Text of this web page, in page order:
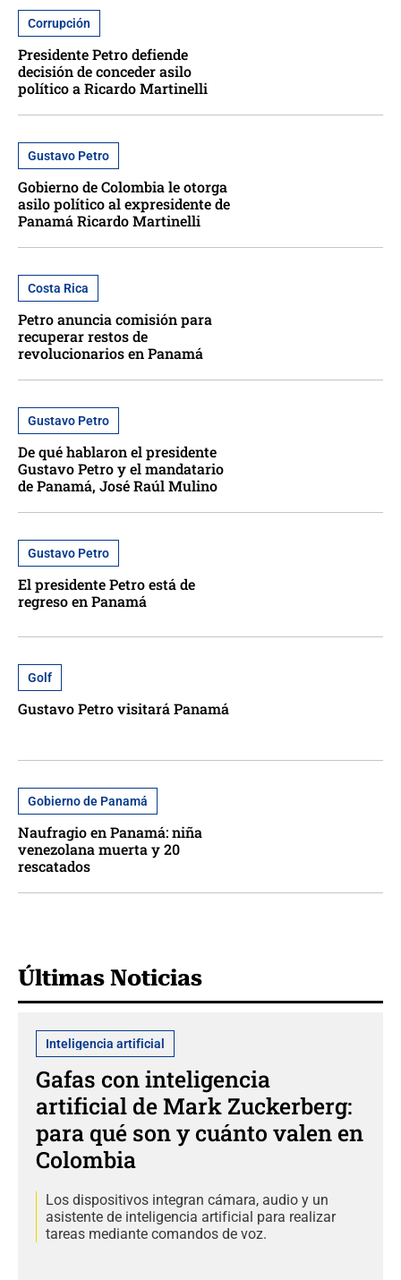
Corrupción
Presidente Petro defiende
decisión de conceder asilo
político a Ricardo Martinelli
Gustavo Petro
Gobierno de Colombia le otorga
asilo político al expresidente de
Panamá Ricardo Martinelli
Costa Rica
Petro anuncia comisión para
recuperar restos de
revolucionarios en Panamá
Gustavo Petro
De qué hablaron el presidente
Gustavo Petro y el mandatario
de Panamá, José Raúl Mulino
Gustavo Petro
El presidente Petro está de
regreso en Panamá
Golf
Gustavo Petro visitará Panamá
Gobierno de Panamá
Naufragio en Panamá: niña
venezolana muerta y 20
rescatados
Últimas Noticias
Inteligencia artificial
Gafas con inteligencia
artificial de Mark Zuckerberg:
para qué son y cuánto valen en
Colombia
Los dispositivos integran cámara, audio y un
asistente de inteligencia artificial para realizar
tareas mediante comandos de voz.